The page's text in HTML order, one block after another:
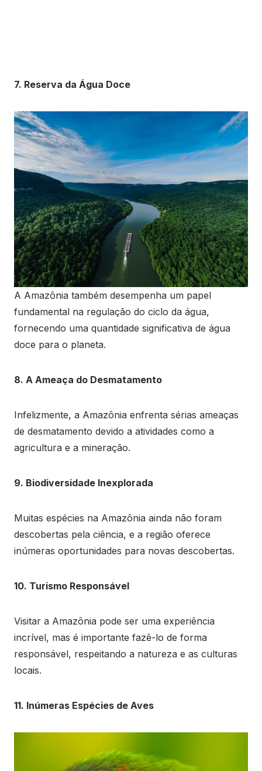
7. Reserva da Água Doce
A Amazônia também desempenha um papel
fundamental na regulação do ciclo da água,
fornecendo uma quantidade significativa de água
doce para o planeta.
8. A Ameaça do Desmatamento
Infelizmente, a Amazônia enfrenta sérias ameaças
de desmatamento devido a atividades como a
agricultura e a mineração.
9. Biodiversidade Inexplorada
Muitas espécies na Amazônia ainda não foram
descobertas pela ciência, e a região oferece
inúmeras oportunidades para novas descobertas.
10. Turismo Responsável
Visitar a Amazônia pode ser uma experiência
incrível, mas é importante fazê-lo de forma
responsável, respeitando a natureza e as culturas
locais.
11. Inúmeras Espécies de Aves